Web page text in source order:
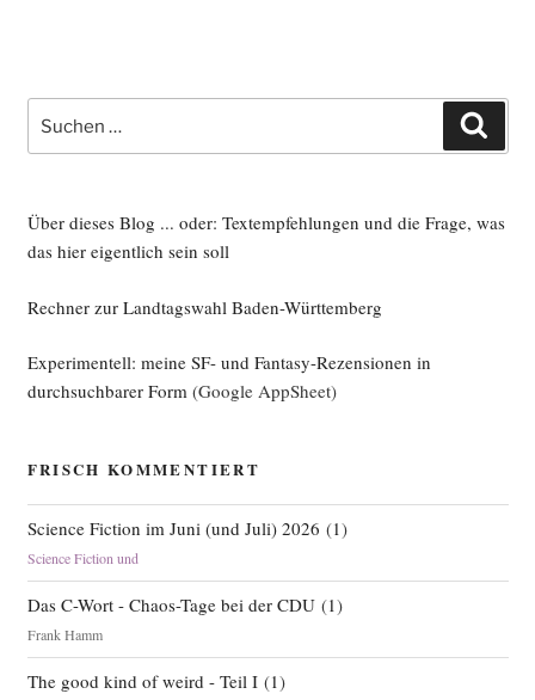
nach:
Über dieses Blog ... oder: Textempfehlungen und die Frage, was
das hier eigentlich sein soll
Rechner zur Landtagswahl Baden-Württemberg
Experimentell: meine SF- und Fantasy-Rezensionen in
durchsuchbarer Form(Google AppSheet)
FRISCH KOMMENTIERT
Science Fiction im Juni (und Juli) 2026 (1)
Science Fiction und
Das C-Wort - Chaos-Tage bei der CDU(1)
Frank Hamm
The good kind of weird - Teil I(1)